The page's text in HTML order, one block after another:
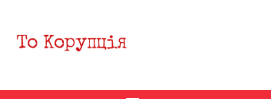
содержанию